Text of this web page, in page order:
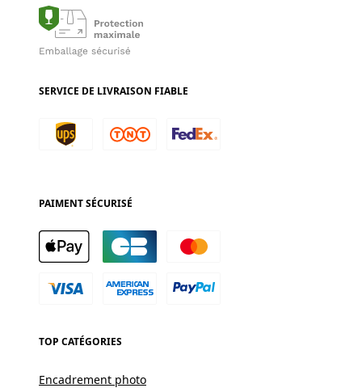
SERVICE DE LIVRAISON FIABLE
PAIMENT SÉCURISÉ
TOP CATÉGORIES
Encadrement photo